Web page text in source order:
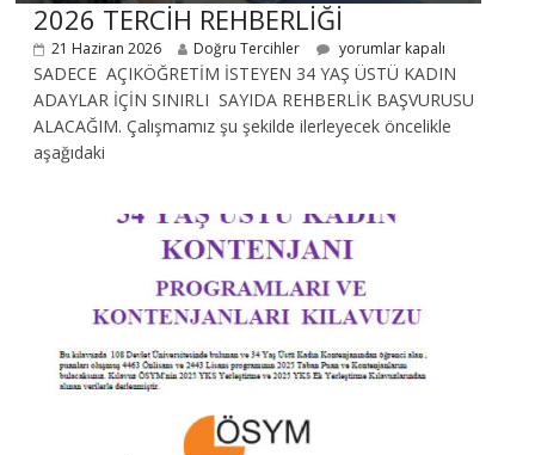
2026 TERCİH REHBERLİĞİ
21 Haziran 2026 Doğru Tercihler yorumlar kapalı
SADECE AÇIKÖĞRETİM İSTEYEN 34 YAŞ ÜSTÜ KADIN
ADAYLAR İÇİN SINIRLI SAYIDA REHBERLİK BAŞVURUSU
ALACAĞIM. Çalışmamız şu şekilde ilerleyecek öncelikle
aşağıdaki